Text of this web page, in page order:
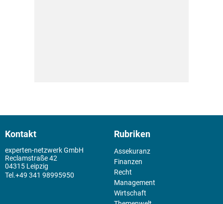
Kontakt
experten-netzwerk GmbH
Reclamstraße 42
04315 Leipzig
+49 341 98995950
Rubriken
Assekuranz
Finanzen
Recht
Management
Wirtschaft